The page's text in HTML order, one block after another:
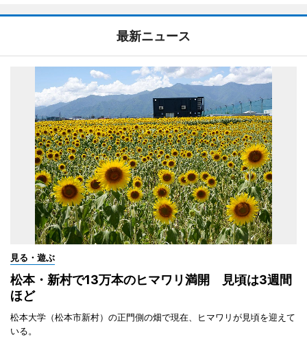
最新ニュース
見る・遊ぶ
松本・新村で13万本のヒマワリ満開 見頃は3週間
ほど
松本大学（松本市新村）の正門側の畑で現在、ヒマワリが見頃を迎えて
いる。